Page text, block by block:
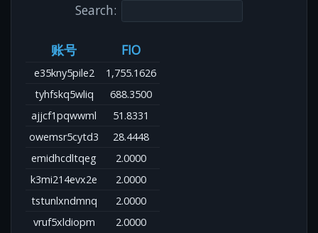
Search:
账号 FIO
e35kny5pile2
1,755.1626
tyhfskq5wliq
688.3500
ajjcf1pqwwml
51.8331
owemsr5cytd3
28.4448
emidhcdltqeg
2.0000
k3mi214evx2e
2.0000
tstunlxndmnq
2.0000
vruf5xldiopm
2.0000